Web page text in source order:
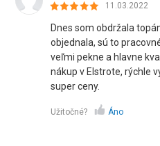
11.03.2022
Dnes som obdržala
objednala, sú to
veľmi pekne a hlavne
nákup v Elstrote, rýchle
super ceny.
Užitočné? Áno